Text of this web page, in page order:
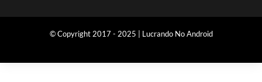
© Copyright 2017 - 2025 | Lucrando No Android